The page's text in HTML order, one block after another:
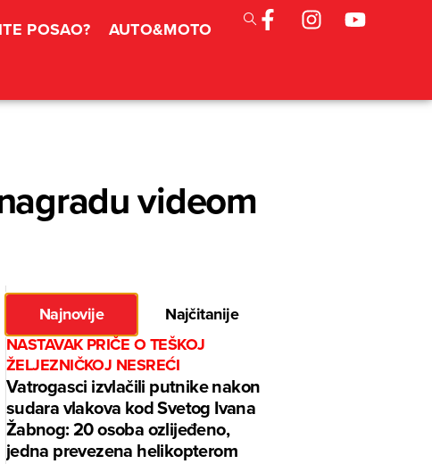
POSAO?
AUTO&MOTO
videom
Najnovije
Najčitanije
NASTAVAK PRIČE O TEŠKOJ
ŽELJEZNIČKOJ NESREĆI
Vatrogasci izvlačili putnike nakon
sudara vlakova kod Svetog Ivana
Žabnog: 20 osoba ozlijeđeno,
jedna prevezena helikopterom